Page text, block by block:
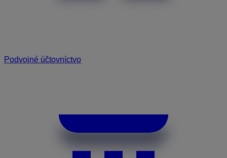
Podvojné účtovníctvo